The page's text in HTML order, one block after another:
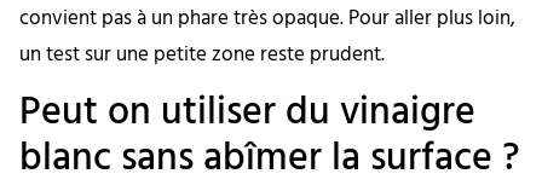
convient pas à un phare très opaque. Pour aller plus loin,
un test sur une petite zone reste prudent.
Peut on utiliser du vinaigre
blanc sans abîmer la surface ?